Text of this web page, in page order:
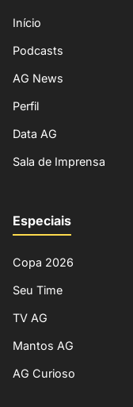
Início
Podcasts
AG News
Perfil
Data AG
Sala de Imprensa
Especiais
Copa 2026
Seu Time
TV AG
Mantos AG
AG Curioso